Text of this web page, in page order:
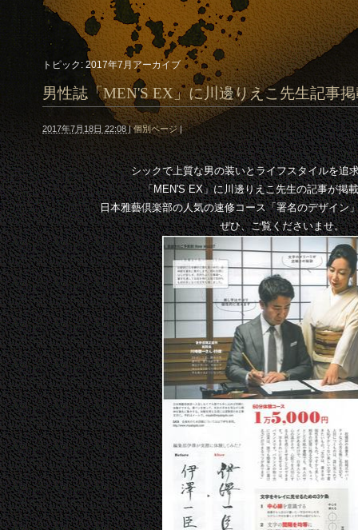
トピック: 2017年7月アーカイブ
男性誌「MEN'S EX」に川邊りえこ先生記事
2017年7月18日 22:08| 個別ページ |
シックで上質な男の装いとライフスタイルを追
「MEN'S EX」に川邊りえこ先生の記事が掲
日本雅藝倶楽部の人気の速修コース「署名のデザイン
ぜひ、ご覧くださいませ。